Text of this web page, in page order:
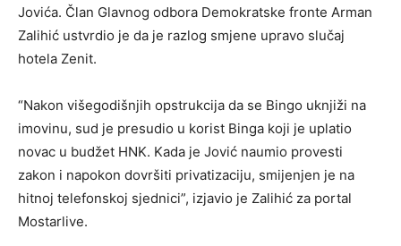
Jovića. Član Glavnog odbora Demokratske fronte Arman
Zalihić ustvrdio je da je razlog smjene upravo slučaj
hotela Zenit.
“Nakon višegodišnjih opstrukcija da se Bingo uknjiži na
imovinu, sud je presudio u korist Binga koji je uplatio
novac u budžet HNK. Kada je Jović naumio provesti
zakon i napokon dovršiti privatizaciju, smijenjen je na
hitnoj telefonskoj sjednici”, izjavio je Zalihić za portal
Mostarlive.